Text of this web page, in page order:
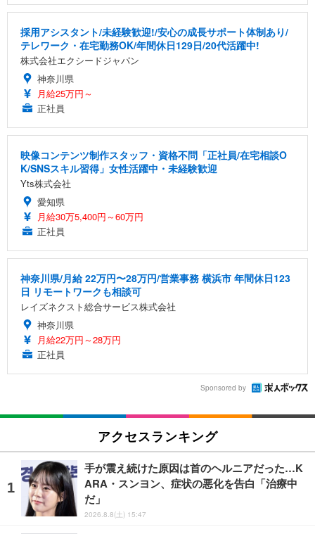
採用アシスタント/未経験歓迎!/安心の成長サポート体制あり/
テレワーク・在宅勤務OK/年間休日129日/20代活躍中!
株式会社エクシードジャパン
神奈川県
月給25万円～
正社員
映像コンテンツ制作スタッフ・資格不問「正社員/在宅相談O
K/SNSスキル習得」女性活躍中・未経験歓迎
Yts株式会社
愛知県
月給30万5,400円～60万円
正社員
神奈川県/月給 22万円〜28万円/営業事務 横浜市 年間休日123
日 リモートワークも相談可
レイズネクスト総合サービス株式会社
神奈川県
月給22万円～28万円
正社員
Sponsored by
アクセスランキング
手が震え続けた原因は首のヘルニアだった…K
ARA・スンヨン、症状の悪化を告白「治療中
だ」
2026.8.8(土) 15:47